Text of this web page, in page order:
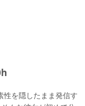
性を隠したまま発信す